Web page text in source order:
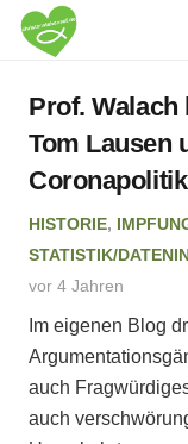
Prof.
Tom Lausen
Coronapolitik
HISTORIE,
STATISTIK/
vor 4 Jahren
Im eigenen Blog
auch
auch